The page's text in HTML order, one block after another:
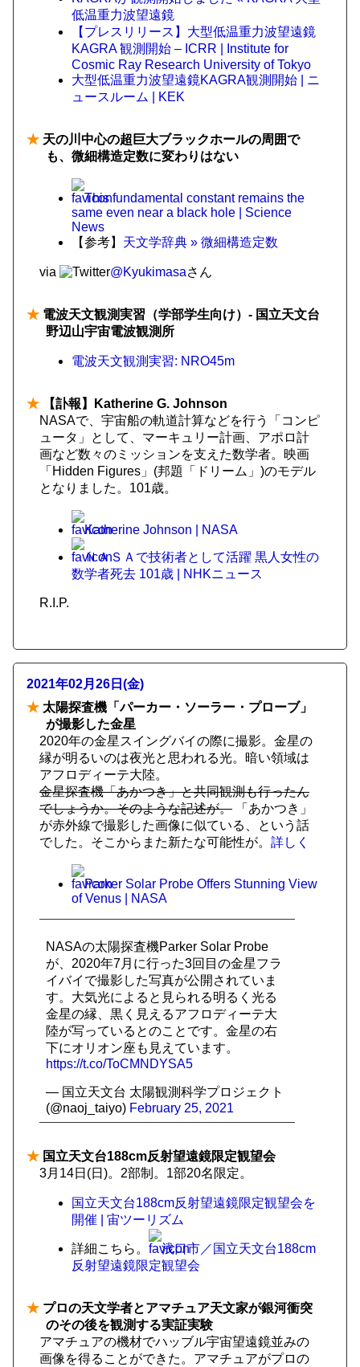
低温重力波望遠鏡
【プレスリリース】大型低温重力波望遠鏡
KAGRA 観測開始 – ICRR | Institute for
Cosmic Ray Research University of Tokyo
大型低温重力波望遠鏡KAGRA観測開始 | ニ
ュースルーム | KEK
★ 天の川中心の超巨大ブラックホールの周囲で
も、微細構造定数に変わりはない
This fundamental constant remains the
same even near a black hole | Science
News
【参考】 天文学辞典 » 微細構造定数
via @Kyukimasaさん
★ 電波天文観測実習（学部学生向け）- 国立天文台
野辺山宇宙電波観測所
電波天文観測実習: NRO45m
★ 【訃報】Katherine G. Johnson
NASAで、宇宙船の軌道計算などを行う「コンピ
ュータ」として、マーキュリー計画、アポロ計
画など数々のミッションを支えた数学者。映画
「Hidden Figures」(邦題「ドリーム」)のモデル
となりました。101歳。
Katherine Johnson | NASA
ＮＡＳＡで技術者として活躍 黒人女性の
数学者死去 101歳 | NHKニュース
R.I.P.
2021年02月26日(金)
★ 太陽探査機「パーカー・ソーラー・プローブ」
が撮影した金星
2020年の金星スイングバイの際に撮影。金星の
縁が明るいのは夜光と思われる光。暗い領域は
アフロディーテ大陸。
金星探査機「あかつき」と共同観測も行ったん
でしょうか。そのような記述が。 「あかつき」
が赤外線で撮影した画像に似ている、という話
でした。そこからまた新たな可能性が。 詳しく
Parker Solar Probe Offers Stunning View
of Venus | NASA
NASAの太陽探査機Parker Solar Probe
が、2020年7月に行った3回目の金星フラ
イバイで撮影した写真が公開されていま
す。大気光によると見られる明るく光る
金星の縁、黒く見えるアフロディーテ大
陸が写っているとのことです。金星の右
下にオリオン座も見えています。
https://t.co/ToCMNDYSA5
— 国立天文台 太陽観測科学プロジェクト
(@naoj_taiyo) February 25, 2021
★ 国立天文台188cm反射望遠鏡限定観望会
3月14日(日)。2部制。1部20名限定。
国立天文台188cm反射望遠鏡限定観望会を
開催 | 宙ツーリズム
詳細こちら。
浅口市／国立天文台188cm
反射望遠鏡限定観望会
★ プロの天文学者とアマチュア天文家が銀河衝突
のその後を観測する実証実験
アマチュアの機材でハッブル宇宙望遠鏡並みの
画像を得ることができた。アマチュアがプロの